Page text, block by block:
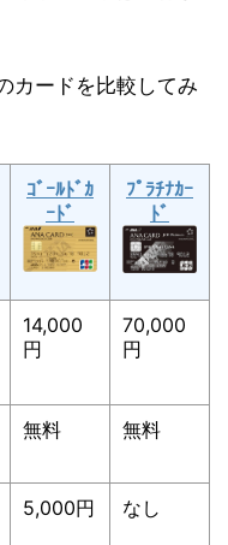
カードを比較してみ
ｺﾞｰﾙﾄﾞｶ
ｰﾄﾞ
ﾌﾟﾗﾁﾅｶｰ
ﾄﾞ
14,000
円
70,000
円
無料 無料
5,000円 なし